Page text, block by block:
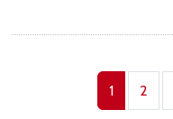
1 2